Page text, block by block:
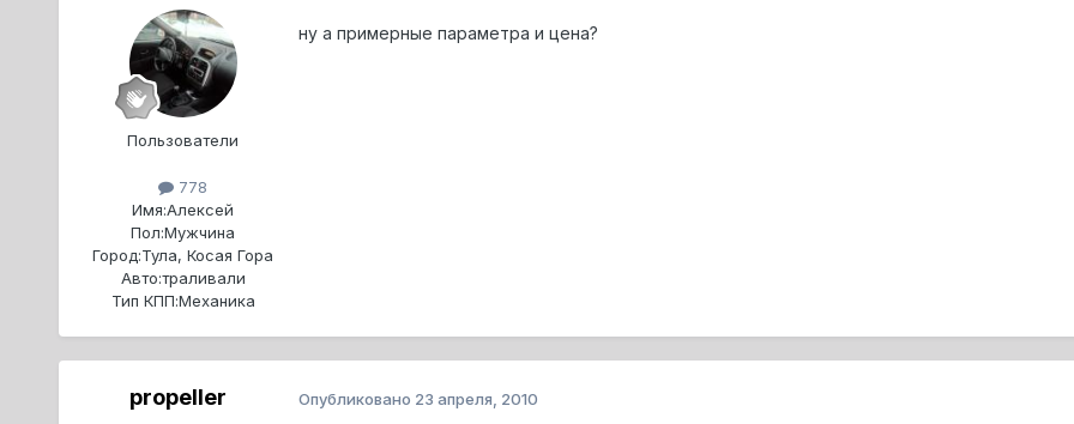
Пользователи
778
Имя:Алексей
Пол:Мужчина
Город:Тула, Косая Гора
Авто:траливали
Тип КПП:Механика
ну а примерные параметра и цена?
propeller Опубликовано 23 апреля, 2010